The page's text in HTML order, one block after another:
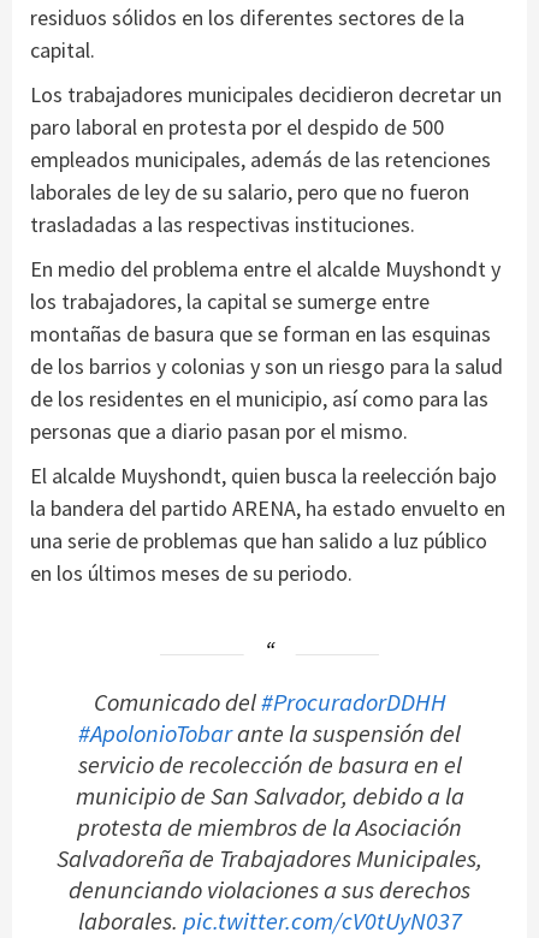
residuos sólidos en los diferentes sectores de la
capital.
Los trabajadores municipales decidieron decretar un
paro laboral en protesta por el despido de 500
empleados municipales, además de las retenciones
laborales de ley de su salario, pero que no fueron
trasladadas a las respectivas instituciones.
En medio del problema entre el alcalde Muyshondt y
los trabajadores, la capital se sumerge entre
montañas de basura que se forman en las esquinas
de los barrios y colonias y son un riesgo para la salud
de los residentes en el municipio, así como para las
personas que a diario pasan por el mismo.
El alcalde Muyshondt, quien busca la reelección bajo
la bandera del partido ARENA, ha estado envuelto en
una serie de problemas que han salido a luz público
en los últimos meses de su periodo.
Comunicado del#ProcuradorDDHH
#ApolonioTobarante la suspensión del
servicio de recolección de basura en el
municipio de San Salvador, debido a la
protesta de miembros de la Asociación
Salvadoreña de Trabajadores Municipales,
denunciando violaciones a sus derechos
laborales. pic.twitter.com/cV0tUyN037